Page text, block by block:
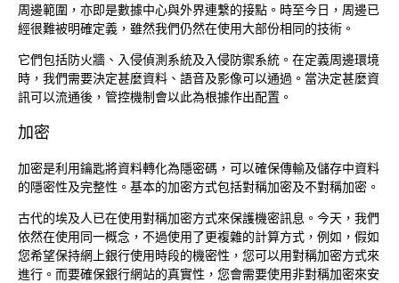
周邊範圍，亦即是數據中心與外界連繫的接點。時至今日，周邊已
經很難被明確定義，雖然我們仍然在使用大部份相同的技術。
它們包括防火牆、入侵偵測系統及入侵防禦系統。在定義周邊環境
時，我們需要決定甚麼資料、語音及影像可以通過。當決定甚麼資
訊可以流通後，管控機制會以此為根據作出配置。
加密
加密是利用鑰匙將資料轉化為隱密碼，可以確保傳輸及儲存中資料
的隱密性及完整性。基本的加密方式包括對稱加密及不對稱加密。
古代的埃及人已在使用對稱加密方式來保護機密訊息。今天，我們
依然在使用同一概念，不過使用了更複雜的計算方式，例如，假如
您希望保持網上銀行使用時段的機密性，您可以用對稱加密方式來
進行。而要確保銀行網站的真實性，您會需要使用非對稱加密來安